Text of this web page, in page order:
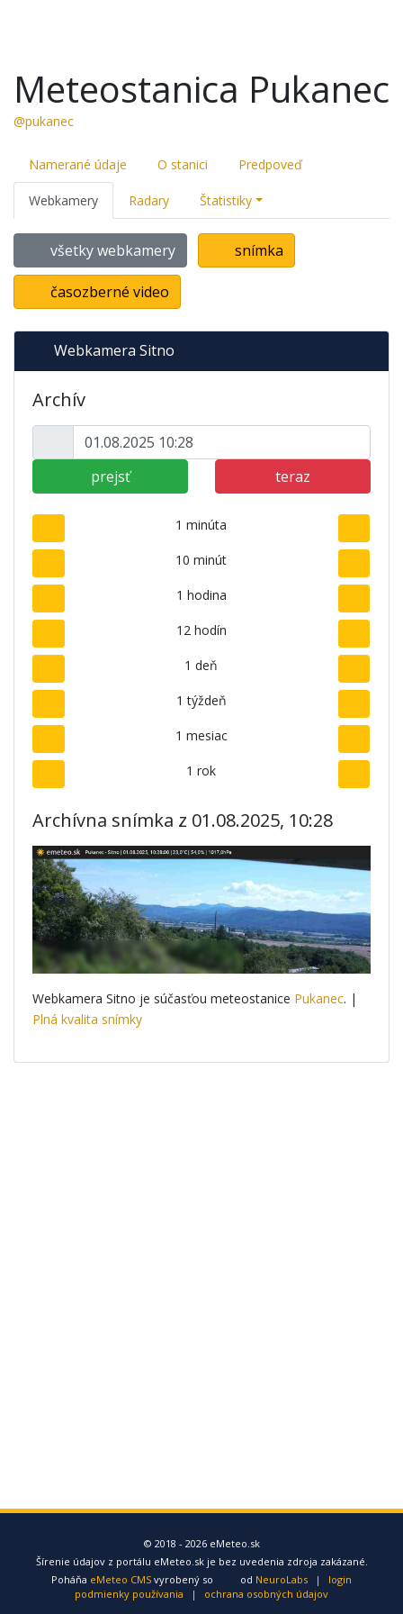
Meteostanica Pukanec
@pukanec
Namerané údaje O stanici Predpoveď
Webkamery Radary Štatistiky
všetky webkamery snímka
časozberné video
Webkamera Sitno
Archív
prejsť teraz
1 minúta
10 minút
1 hodina
12 hodín
1 deň
1 týždeň
1 mesiac
1 rok
Archívna snímka z 01.08.2025, 10:28
Webkamera Sitno je súčasťou meteostanice Pukanec. |
Plná kvalita snímky
© 2018 - 2026 eMeteo.sk
Šírenie údajov z portálu eMeteo.sk je bez uvedenia zdroja zakázané.
Poháňa eMeteo CMS vyrobený so od NeuroLabs |
login
podmienky používania
| ochrana osobných údajov